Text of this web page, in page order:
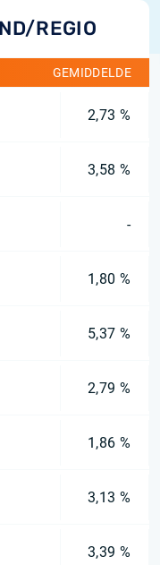
REGIO
GEMIDDELDE
2,73 %
3,58 %
-
1,80 %
5,37 %
2,79 %
1,86 %
3,13 %
3,39 %